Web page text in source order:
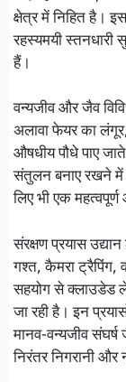
क्षेत्र में निहित है।
रहस्यमयी
हैं।
वन्यजीव और जैव
अलावा फेयर का
औषधीय पौधे पाए
संतुलन बनाए रखने में
लिए भी एक
संरक्षण प्रयास
गश्त, कैमरा ट्रैपिंग,
सहयोग से क्लाउडेड
जा रही है। इन
मानव-वन्यजीव
निरंतर निगरानी